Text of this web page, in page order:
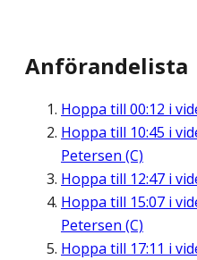
Anförandelista
Hoppa till 00:12 i
Hoppa till 10:45 i
Petersen (C)
Hoppa till 12:47 i
Hoppa till 15:07 i
Petersen (C)
Hoppa till 17:11 i